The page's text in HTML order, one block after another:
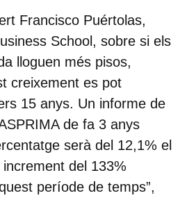
Francisco Puértolas,
School, sobre si els
lloguen més pisos,
creixement es pot
15 anys. Un informe de
de fa 3 anys
serà del 12,1% el
del 133%
període de temps”,